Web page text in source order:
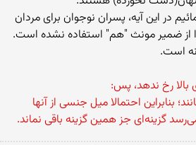
در این آیه، پسران نوجوان برای مردان
از ضمیر مونث "هم" استفاده نشده است.
است.
بالا رخ ندهد، پس:
بنابراین احتمالا میل جنسی از آنها
گزینه‌ای جز همین گزینه باقی نماند.